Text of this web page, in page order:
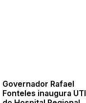
Governador Rafael
Fonteles inaugura UTI